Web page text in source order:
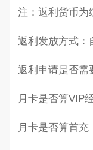
注：返利货币为
返利发放方式：
返利申请是否需
月卡是否算VIP
月卡是否算首充